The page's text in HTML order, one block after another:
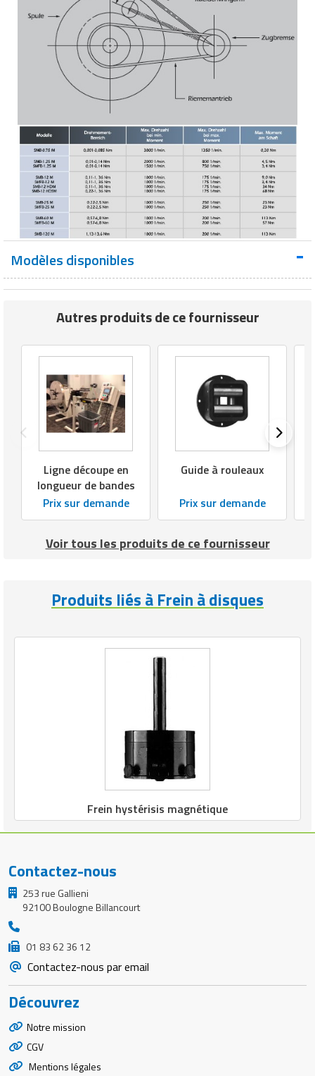
Modèles disponibles
Autres produits de ce fournisseur
Ligne découpe en
longueur de bandes
Prix sur demande
Guide à rouleaux
Prix sur demande
Voir tous les produits de ce fournisseur
Produits liés à Frein à disques
Frein hystérisis magnétique
Contactez-nous
253 rue Gallieni
92100 Boulogne Billancourt
01 83 62 36 12
Contactez-nous par email
Découvrez
Notre mission
CGV
Mentions légales